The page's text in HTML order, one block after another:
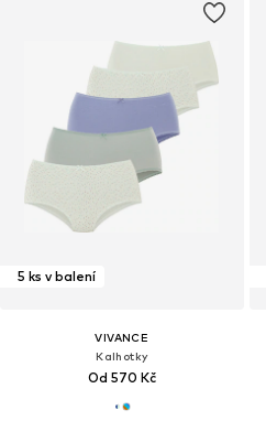
5 ks v balení
VIVANCE
Kalhotky
Od 570 Kč